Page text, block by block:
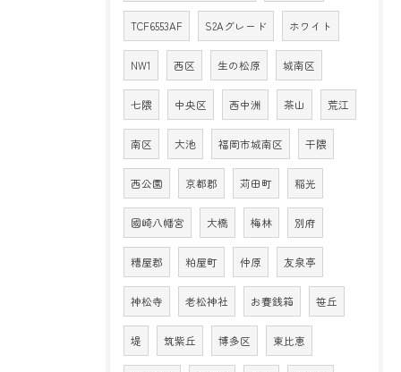
TCF6553AF S2Aグレード ホワイト
NW1 西区 生の松原 城南区
七隈 中央区 西中洲 茶山 荒江
南区 大池 福岡市城南区 干隈
西公園 京都郡 苅田町 稲光
國崎八幡宮 大橋 梅林 別府
糟屋郡 粕屋町 仲原 友泉亭
神松寺 老松神社 お賽銭箱 笹丘
堤 筑紫丘 博多区 東比恵